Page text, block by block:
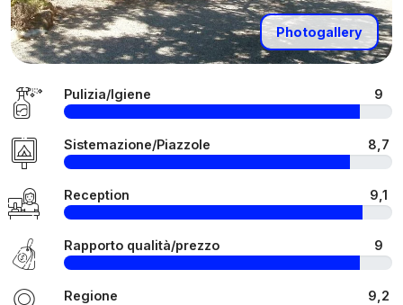
Photogallery
Pulizia/Igiene 9
Sistemazione/Piazzole 8,7
Reception 9,1
Rapporto qualità/prezzo 9
Regione 9,2